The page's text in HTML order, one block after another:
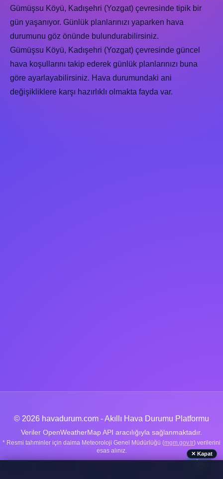
Gümüşsu Köyü, Kadışehri (Yozgat) çevresinde tipik bir
gün yaşanıyor. Günlük planlarınızı yaparken hava
durumunu göz önünde bulundurabilirsiniz.
Gümüşsu Köyü, Kadışehri (Yozgat) çevresinde güncel
hava koşullarını takip ederek günlük planlarınızı buna
göre ayarlayabilirsiniz. Hava durumundaki ani
değişikliklere karşı hazırlıklı olmakta fayda var.
© 2026 havadurum.com - Akıllı Hava Durumu Platformu
Veriler OpenWeatherMap API aracılığıyla sağlanmaktadır.
* Resmi tahminler için daima Meteoroloji Genel Müdürlüğü (mgm.gov.tr) verilerini
esas alınız.
🌤️
✕ Kapat